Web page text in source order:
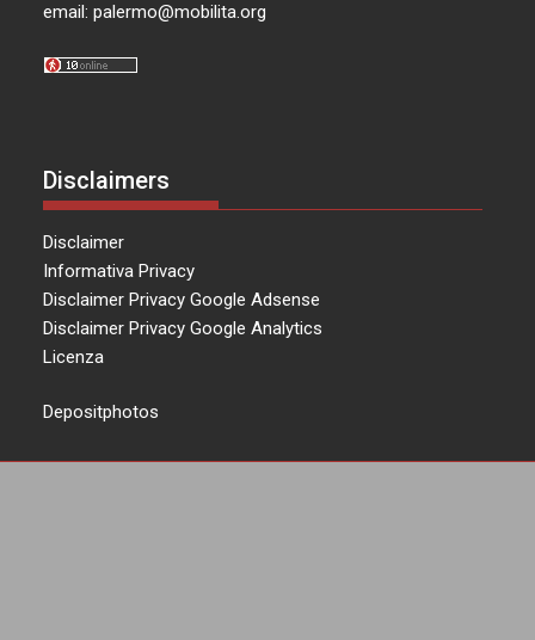
email:palermo@mobilita.org
Disclaimers
Disclaimer
Informativa Privacy
Disclaimer Privacy Google Adsense
Disclaimer Privacy Google Analytics
Licenza
Depositphotos